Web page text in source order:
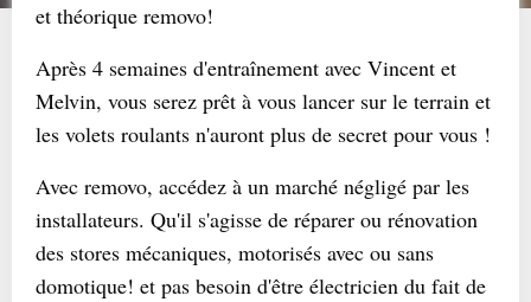
et théorique removo!
Après 4 semaines d'entraînement avec Vincent et
Melvin, vous serez prêt à vous lancer sur le terrain et
les volets roulants n'auront plus de secret pour vous !
Avec removo, accédez à un marché négligé par les
installateurs. Qu'il s'agisse de réparer ou rénovation
des stores mécaniques, motorisés avec ou sans
domotique! et pas besoin d'être électricien du fait de